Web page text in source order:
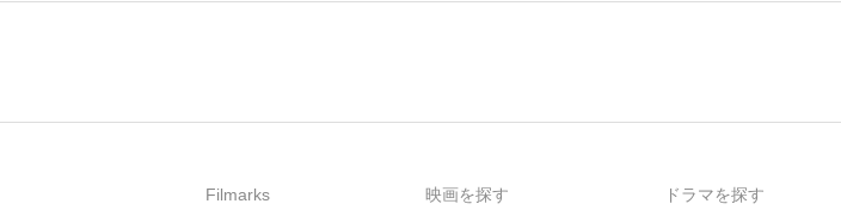
Filmarks 映画を探す ドラマを探す